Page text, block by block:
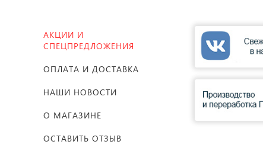
АКЦИИ И
СПЕЦПРЕДЛОЖЕНИЯ
ОПЛАТА И ДОСТАВКА
НАШИ НОВОСТИ
О МАГАЗИНЕ
ОСТАВИТЬ ОТЗЫВ